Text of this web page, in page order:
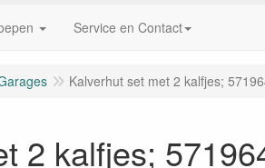
Service en Contact
Kalverhut set met 2 kalfjes;
2 kalfjes;